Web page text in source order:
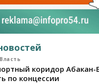
Власть
коридор Абакан-
по концессии